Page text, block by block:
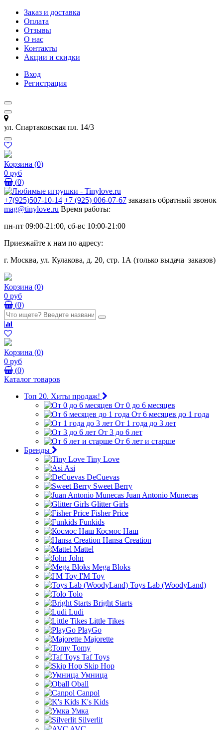
Заказ и доставка
Оплата
Отзывы
О нас
Контакты
Акции и скидки
Вход
Регистрация
ул. Спартаковская пл. 14/3
Корзина (0)
0 руб
(0)
+7(925)507-10-14 +7 (925) 006-07-67 заказать обратный звонок
mag@tinylove.ru Время работы:
пн-пт 09:00-21:00, сб-вс 10:00-21:00
Приезжайте к нам по адресу:
г. Москва, ул. Кулакова, д. 20, стр. 1А (только выдача заказов)
Корзина (0)
0 руб
(0)
Корзина (0)
0 руб
(0)
Каталог товаров
Топ 20. Хиты продаж!
От 0 до 6 месяцев
От 6 месяцев до 1 года
От 1 года до 3 лет
От 3 до 6 лет
От 6 лет и старше
Бренды
Tiny Love
Asi
DeCuevas
Sweet Berry
Juan Antonio Munecas
Glitter Girls
Fisher Price
Funkids
Космос Наш
Hansa Creation
Mattel
John
Mega Bloks
I'M Toy
Toys Lab (WoodyLand)
Tolo
Bright Starts
Ludi
Little Tikes
PlayGo
Majorette
Tomy
Taf Toys
Skip Hop
Умница
Oball
Canpol
K's Kids
Умка
Silverlit